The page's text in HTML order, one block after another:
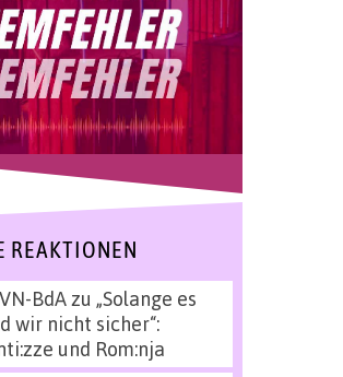
REAKTIONEN
BdAzu „Solange es
wir nicht sicher“:
und Rom:nja